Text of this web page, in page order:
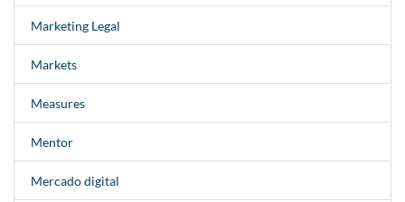
Marketing Legal
Markets
Measures
Mentor
Mercado digital